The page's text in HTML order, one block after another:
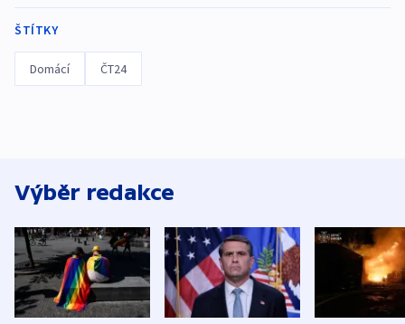
ŠTÍTKY
Domácí ČT24
Výběr redakce